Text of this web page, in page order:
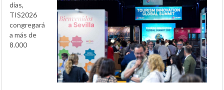
días,
TIS2026
congregará
a más de
8.000